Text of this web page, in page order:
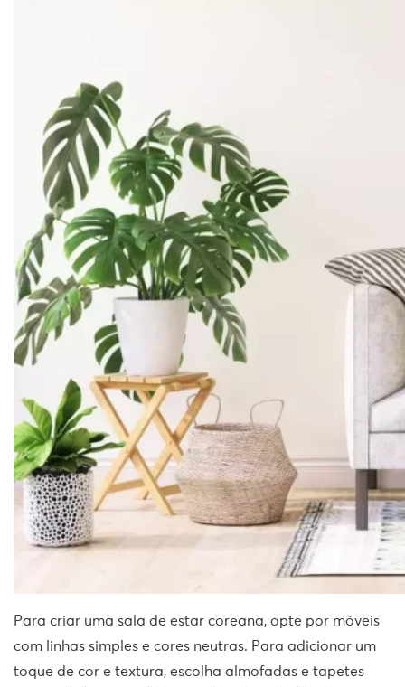
Para criar uma sala de estar coreana, opte por móveis
com linhas simples e cores neutras. Para adicionar um
toque de cor e textura, escolha almofadas e tapetes